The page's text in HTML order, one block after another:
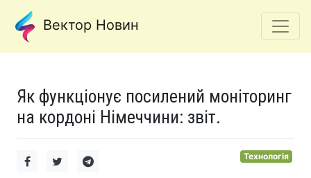
Вектор Новин
Як функціонує посилений моніторинг
на кордоні Німеччини: звіт.
Технологія